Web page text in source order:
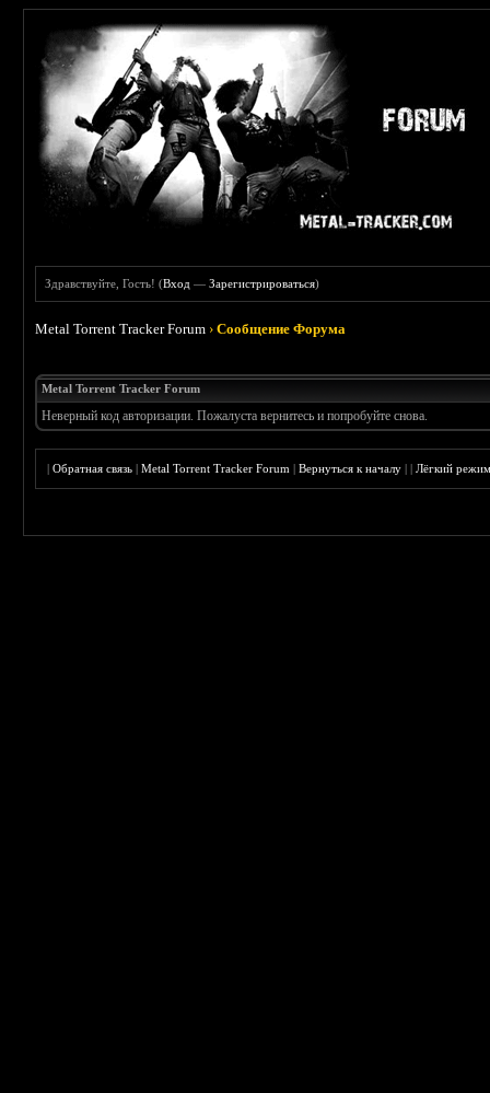
Здравствуйте, Гость! (Вход —Зарегистрироваться)
Metal Torrent Tracker Forum ›Сообщение Форума
Metal Torrent Tracker Forum
Неверный код авторизации. Пожалуста вернитесь и попробуйте снова.
|Обратная связь |Metal Torrent Tracker Forum |Вернуться к началу ||Лёгкий